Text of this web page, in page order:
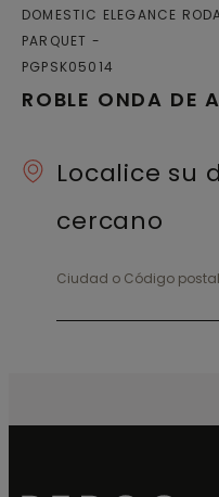
ROBLE ONDA DE
DOMESTIC ELEGANCE
PARQUET
PGPSK05014
Localice su
cercano
Ciudad o Código